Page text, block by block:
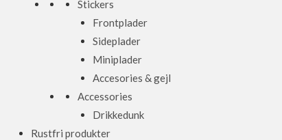
Stickers
Frontplader
Sideplader
Miniplader
Accesories & gejl
Accessories
Drikkedunk
Rustfri produkter